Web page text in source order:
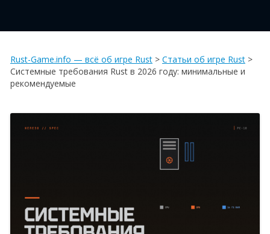
Rust-Game.info — всё об игре Rust > Статьи об игре Rust >
Системные требования Rust в 2026 году: минимальные и
рекомендуемые